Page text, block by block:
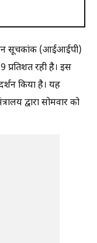
सूचकांक (आईआईपी)
प्रतिशत रही है। इस
किया है। यह
द्वारा सोमवार को